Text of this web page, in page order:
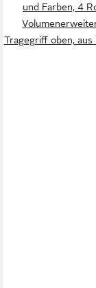
und Farben, 4
Tragegriff oben, aus